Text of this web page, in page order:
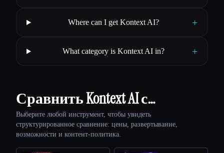
Where can I get Kontext AI? +
What category is Kontext AI in? +
Сравнить Kontext AI с…
Выберите любой инструмент, чтобы увидеть
структурированное сравнение: цены, развертывание,
возможности и контент-политика.